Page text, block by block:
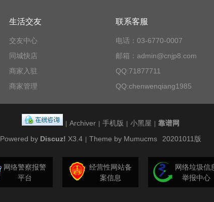
生活交友
交友中心
同城快店
商家入驻
商家管理
联系客服
电话：03-6770-0007
邮箱：admin@cnjp8.com
QQ:71877711
QQ:chenwenqiang1985
Archiver 手机版 小黑屋
靠谱网
Powered by Discuz! X3.4 Theme by Mumucms 20201011版
网络警察报警
平台
经营性网站备
案信息
网络垃圾信
举报中心